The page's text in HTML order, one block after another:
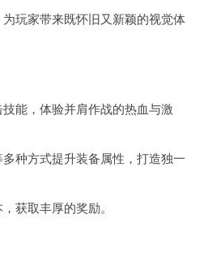
玩家带来既怀旧又新颖的视觉体
能，体验并肩作战的热血与激
种方式提升装备属性，打造独一
获取丰厚的奖励。